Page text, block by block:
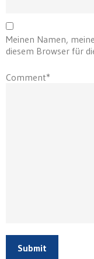
Meinen Namen,
diesem Browser für
Comment*
Submit